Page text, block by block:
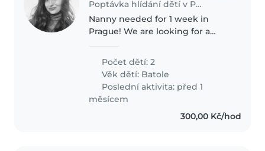
Poptávka hlídání dětí v Praha
Nanny needed for 1 week in
Prague! We are looking for a
children. Details: Duration: 7 days
(from ) Time: from 7:00 AM to
2:00 PM (day shift) Location:..
Počet dětí: 2
Věk dětí: Batole
Poslední aktivita: před 1
měsícem
300,00 Kč/hod